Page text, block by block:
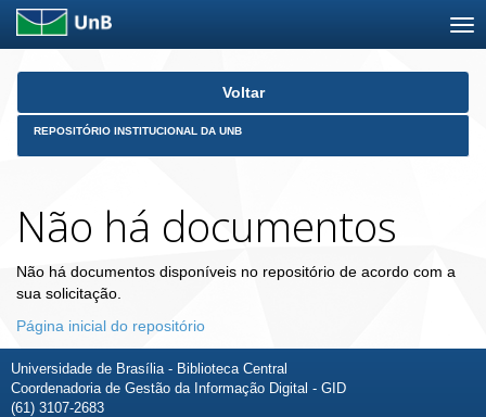
Skip
Voltar
REPOSITÓRIO INSTITUCIONAL DA UNB
Não há documentos
Não há documentos disponíveis no repositório de acordo com a
sua solicitação.
Página inicial do repositório
Universidade de Brasília - Biblioteca Central
Coordenadoria de Gestão da Informação Digital - GID
(61) 3107-2683